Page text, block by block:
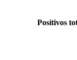
Positivos